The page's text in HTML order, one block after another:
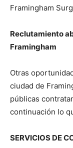
Framingham
Reclutamiento
Framingham
Otras
ciudad de
públicas
continuación lo
SERVICIOS DE